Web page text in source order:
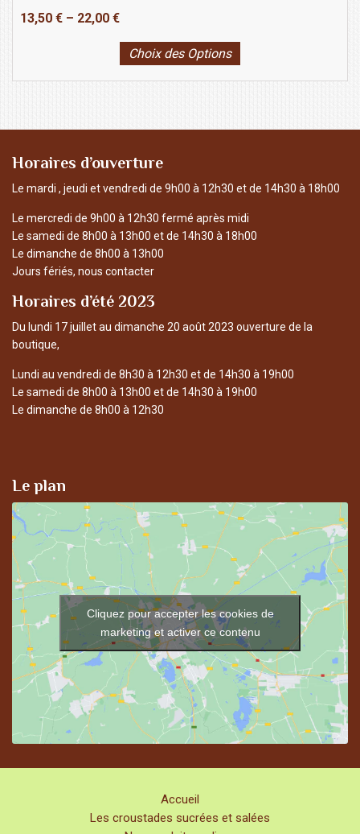
13,50 € – 22,00 €
Choix des Options
Horaires d’ouverture
Le mardi , jeudi et vendredi de 9h00 à 12h30 et de 14h30 à 18h00
Le mercredi de 9h00 à 12h30 fermé après midi
Le samedi de 8h00 à 13h00 et de 14h30 à 18h00
Le dimanche de 8h00 à 13h00
Jours fériés, nous contacter
Horaires d’été 2023
Du lundi 17 juillet au dimanche 20 août 2023 ouverture de la
boutique,
Lundi au vendredi de 8h30 à 12h30 et de 14h30 à 19h00
Le samedi de 8h00 à 13h00 et de 14h30 à 19h00
Le dimanche de 8h00 à 12h30
Le plan
Cliquez pour accepter les cookies de
marketing et activer ce contenu
Accueil
Les croustades sucrées et salées